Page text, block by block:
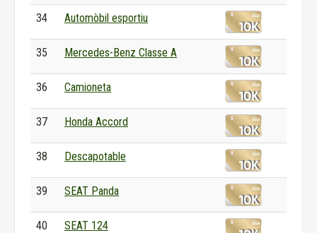
34 Automòbil esportiu
35 Mercedes-Benz Classe A
36 Camioneta
37 Honda Accord
38 Descapotable
39 SEAT Panda
40 SEAT 124